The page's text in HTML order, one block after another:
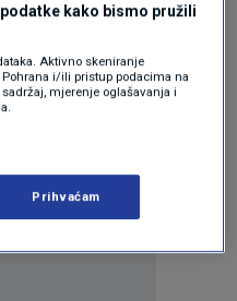
kako bismo pružili
Aktivno skeniranje
i/ili pristup podacima na
mjerenje oglašavanja i
Prihvaćam